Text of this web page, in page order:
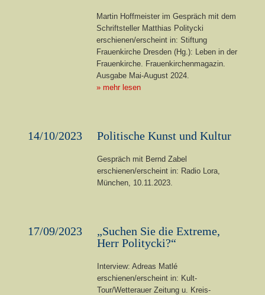
Martin Hoffmeister im Gespräch mit dem
Schriftsteller Matthias Politycki
erschienen/erscheint in: Stiftung
Frauenkirche Dresden (Hg.): Leben in der
Frauenkirche. Frauenkirchenmagazin.
Ausgabe Mai-August 2024.
» mehr lesen
14/10/2023 Politische Kunst und Kultur
Gespräch mit Bernd Zabel
erschienen/erscheint in: Radio Lora,
München, 10.11.2023.
17/09/2023
„Suchen Sie die Extreme,
Herr Politycki?“
Interview: Adreas Matlé
erschienen/erscheint in: Kult-
Tour/Wetterauer Zeitung u. Kreis-